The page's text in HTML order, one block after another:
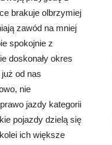
brakuje olbrzymiej
zawód na mniej
spokojnie z
doskonały okres
od nas
nie
jazdy kategorii
pojazdy dzielą się
ich większe